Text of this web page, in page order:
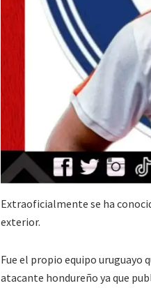
Extraoficialmente se ha
exterior.
Fue el propio equipo uruguayo
atacante hondureño ya que